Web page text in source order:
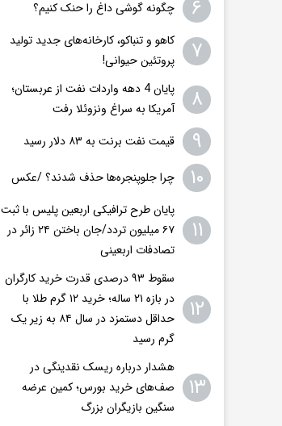
۶ چگونه گوشی داغ را حنک کنیم؟
۷
کاهو و تنباکو، کارخانه‌های جدید تولید
پروتئین حیوانی!
۸
پایان 4 دهه واردات نفت از عربستان؛
آمریکا به سراغ ونزوئلا رفت
۹ قیمت نفت برنت به ۸۳ دلار رسید
۱۰ چرا جلوپنجره‌ها حذف شدند؟ /عکس
۱۱
پایان طرح ترافیکی اربعین پلیس با ثبت
۶۷ میلیون تردد/جان باختن ۲۴ زائر در
تصادفات اربعینی
۱۲
سقوط ۹۳ درصدی قدرت خرید کارگران
در بازه ۲۱ ساله؛ خرید ۱۲ گرم طلا با
حداقل دستمزد در سال ۸۴ به زیر یک
گرم رسید
۱۳
هشدار درباره ریسک نقدینگی در
صف‌های خرید بورس؛ کمین عرضه
سنگین بازیگران بزرگ